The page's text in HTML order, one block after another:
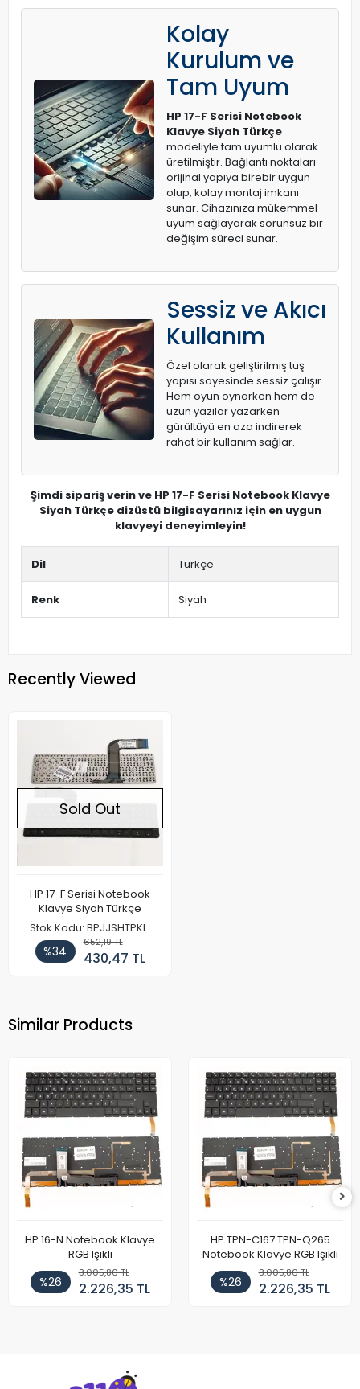
Kolay
Kurulum ve
Tam Uyum
HP 17-F Serisi Notebook
Klavye Siyah Türkçe
modeliyle tam uyumlu olarak
üretilmiştir. Bağlantı noktaları
orijinal yapıya birebir uygun
olup, kolay montaj imkanı
sunar. Cihazınıza mükemmel
uyum sağlayarak sorunsuz bir
değişim süreci sunar.
Sessiz ve Akıcı
Kullanım
Özel olarak geliştirilmiş tuş
yapısı sayesinde sessiz çalışır.
Hem oyun oynarken hem de
uzun yazılar yazarken
gürültüyü en aza indirerek
rahat bir kullanım sağlar.
Şimdi sipariş verin ve HP 17-F Serisi Notebook Klavye
Siyah Türkçe dizüstü bilgisayarınız için en uygun
klavyeyi deneyimleyin!
Dil Türkçe
Renk Siyah
Recently Viewed
Sold Out
HP 17-F Serisi Notebook
Klavye Siyah Türkçe
Stok Kodu: BPJJSHTPKL
%34
652,19 TL
430,47 TL
Similar Products
HP 16-N Notebook Klavye
RGB Işıklı
%26
3.005,86 TL
2.226,35 TL
HP TPN-C167 TPN-Q265
Notebook Klavye RGB Işıklı
%26
3.005,86 TL
2.226,35 TL